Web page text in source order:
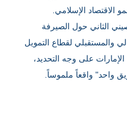
الاقتصاد الإسلامي.
الثاني حول الصيرفة
والمستقبلي لقطاع التمويل
على وجه التحديد،
واحد" واقعاً ملموساً.